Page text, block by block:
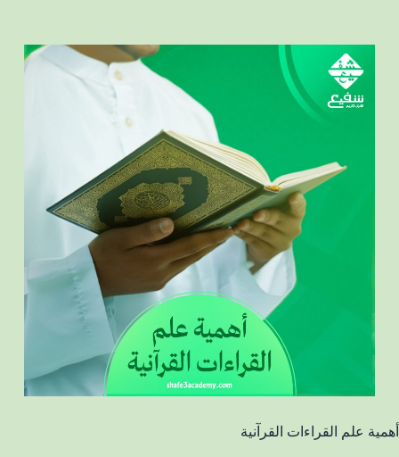
أهمية علم القراءات القرآنية